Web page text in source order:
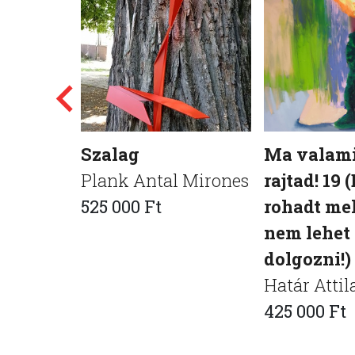
Szalag
Plank Antal Mirones
525 000 Ft
Ma
rajtad! 19
rohadt
nem lehet
dolgozni!)
Határ
425 000 Ft